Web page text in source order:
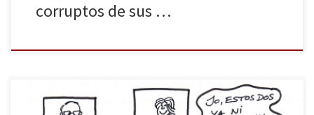
corruptos de sus …